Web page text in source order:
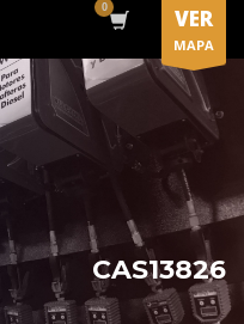
VER
MAPA
CAS13826